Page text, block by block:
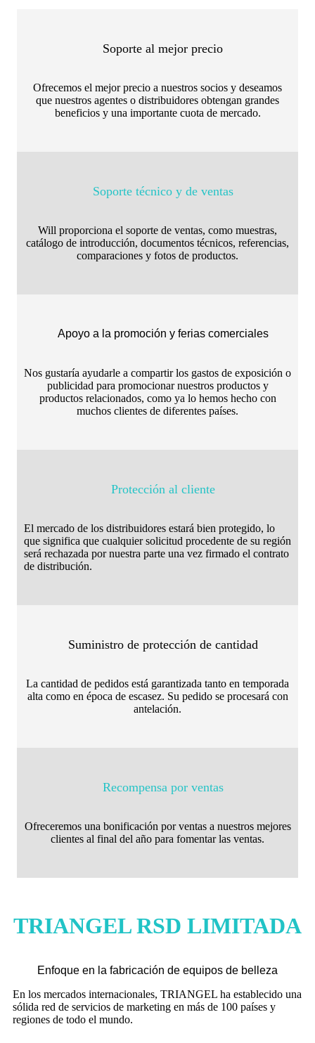
Soporte al mejor precio
Ofrecemos el mejor precio a nuestros socios y deseamos
que nuestros agentes o distribuidores obtengan grandes
beneficios y una importante cuota de mercado.
Soporte técnico y de ventas
Will proporciona el soporte de ventas, como muestras,
catálogo de introducción, documentos técnicos, referencias,
comparaciones y fotos de productos.
Apoyo a la promoción y ferias comerciales
Nos gustaría ayudarle a compartir los gastos de exposición o
publicidad para promocionar nuestros productos y
productos relacionados, como ya lo hemos hecho con
muchos clientes de diferentes países.
Protección al cliente
El mercado de los distribuidores estará bien protegido, lo
que significa que cualquier solicitud procedente de su región
será rechazada por nuestra parte una vez firmado el contrato
de distribución.
Suministro de protección de cantidad
La cantidad de pedidos está garantizada tanto en temporada
alta como en época de escasez. Su pedido se procesará con
antelación.
Recompensa por ventas
Ofreceremos una bonificación por ventas a nuestros mejores
clientes al final del año para fomentar las ventas.
TRIANGEL RSD LIMITADA
Enfoque en la fabricación de equipos de belleza
En los mercados internacionales, TRIANGEL ha establecido una
sólida red de servicios de marketing en más de 100 países y
regiones de todo el mundo.